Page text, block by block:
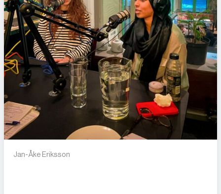
Jan-Åke Eriksson